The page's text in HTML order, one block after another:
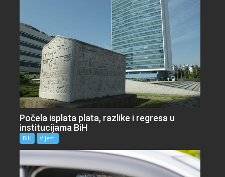
Počela isplata plata, razlike i regresa u
institucijama BiH
BiH Vijesti